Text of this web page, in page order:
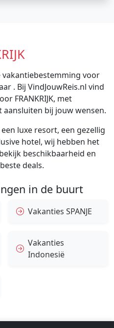
vakantiebestemming voor
. Bij VindJouwReis.nl vind
FRANKRIJK, met
bij jouw wensen.
luxe resort, een gezellig
hotel, wij hebben het
beschikbaarheid en
deals.
in de buurt
Vakanties SPANJE
Vakanties
Indonesië